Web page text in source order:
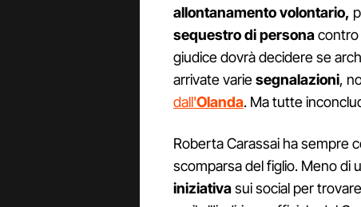
allontanamento volontario,
sequestrodi personacontro
giudice dovrà decidere se
arrivate variesegnalazioni,
dall'Olanda. Ma tutte
Roberta Carassai ha sempre
scomparsa del figlio. Meno di
iniziativasui social per